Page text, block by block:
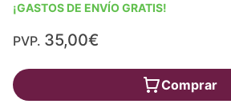
¡GASTOS DE ENVÍO GRATIS!
PVP. 35,00€
Comprar